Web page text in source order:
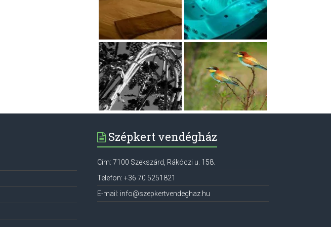
Szépkert vendégház
Cím: 7100 Szekszárd Rákóczi u. 158.
Telefon:+36 70 5251821
E-mail: info@szepkertvendeghaz.hu